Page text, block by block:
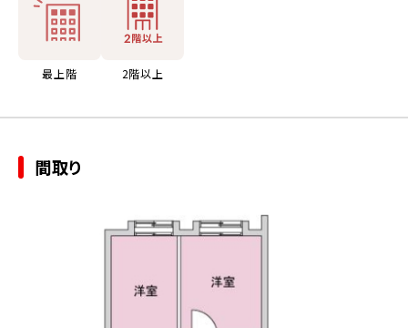
最上階 2階以上
間取り